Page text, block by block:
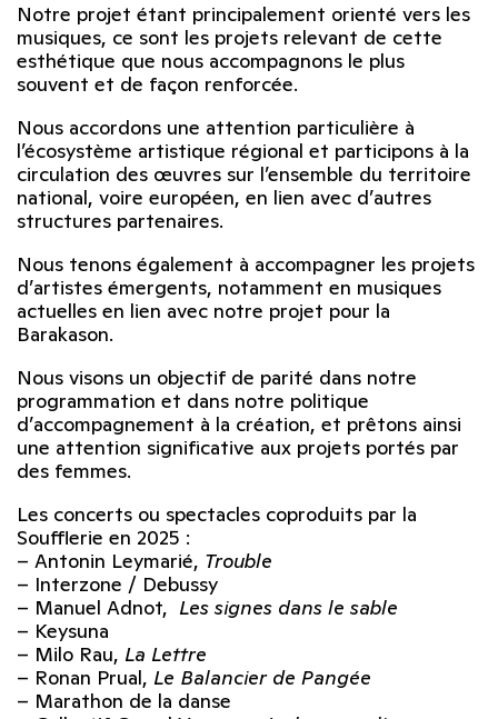
Notre projet étant principalement orienté vers les
musiques, ce sont les projets relevant de cette
esthétique que nous accompagnons le plus
souvent et de façon renforcée.
Nous accordons une attention particulière à
l’écosystème artistique régional et participons à la
circulation des œuvres sur l’ensemble du territoire
national, voire européen, en lien avec d’autres
structures partenaires.
Nous tenons également à accompagner les projets
d’artistes émergents, notamment en musiques
actuelles en lien avec notre projet pour la
Barakason.
Nous visons un objectif de parité dans notre
programmation et dans notre politique
d’accompagnement à la création, et prêtons ainsi
une attention significative aux projets portés par
des femmes.
Les concerts ou spectacles coproduits par la
Soufflerie en 2025 :
– Antonin Leymarié, Trouble
– Interzone / Debussy
– Manuel Adnot, Les signes dans le sable
– Keysuna
– Milo Rau, La Lettre
– Ronan Prual, Le Balancier de Pangée
– Marathon de la danse